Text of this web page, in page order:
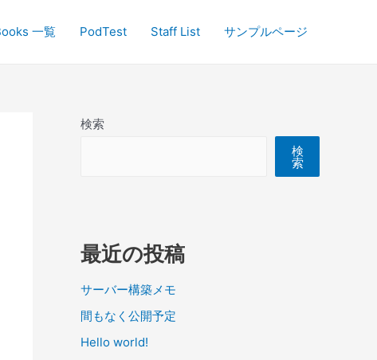
一覧 PodTest Staff List サンプルページ
検索
検
索
最近の投稿
サーバー構築メモ
間もなく公開予定
Hello world!